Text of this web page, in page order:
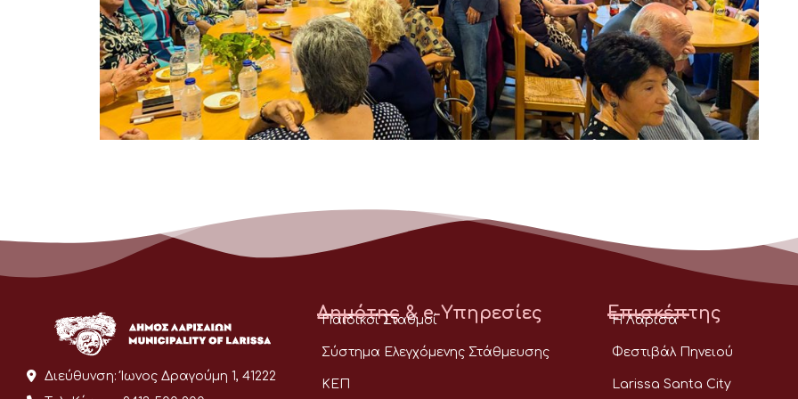
Διεύθυνση: Ίωνος Δραγούμη 1, 41222
Δημότης & e-Υπηρεσίες
Παιδικοί Σταθμοί
Σύστημα Ελεγχόμενης Στάθμευσης
ΚΕΠ
Επισκέπτης
Η Λάρισα
Φεστιβάλ Πηνειού
Larissa Santa City